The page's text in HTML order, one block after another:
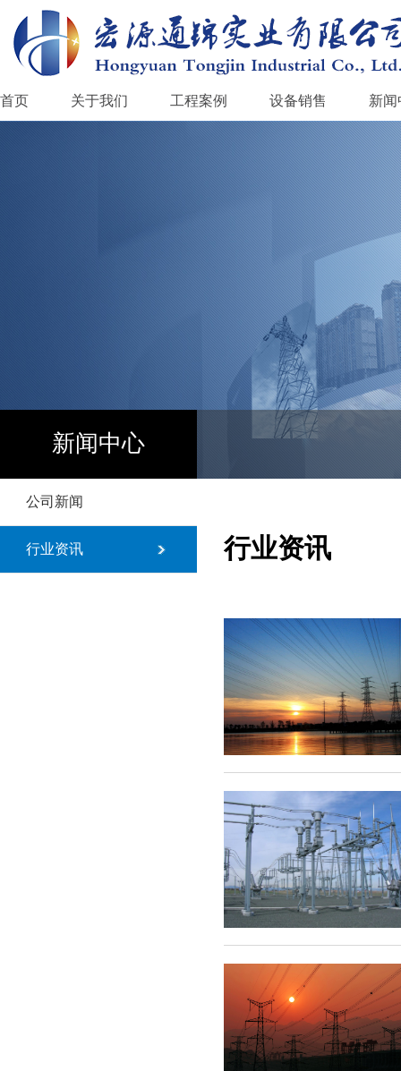
首页 关于我们 工程案例 设备销售 新闻
新闻中心
公司新闻
行业资讯 行业资讯